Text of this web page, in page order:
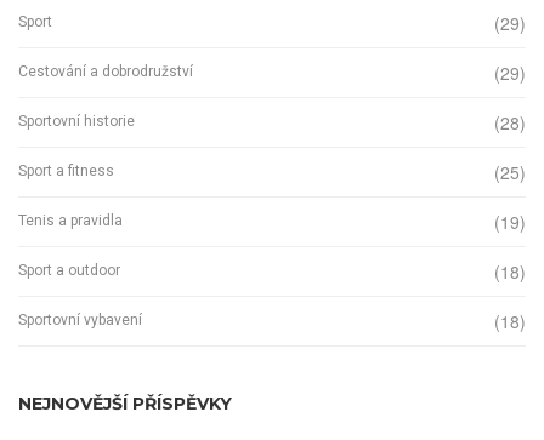
Sport (29)
Cestování a dobrodružství (29)
Sportovní historie (28)
Sport a fitness (25)
Tenis a pravidla (19)
Sport a outdoor (18)
Sportovní vybavení (18)
NEJNOVĚJŠÍ PŘÍSPĚVKY